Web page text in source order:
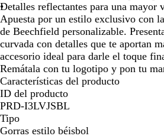
l
u
o
r
e
s
c
e
n
t
e
f
l
u
o
r
e
s
c
e
n
t
Detalles reflectantes para una mayor
Apuesta por un estilo exclusivo con
de Beechfield personalizable.
curvada con detalles que te aportan
accesorio ideal para darle el toque
Remátala con tu logotipo y pon tu
Características del producto
ID del producto
PRD-I3LVJSBL
Tipo
Gorras estilo béisbol